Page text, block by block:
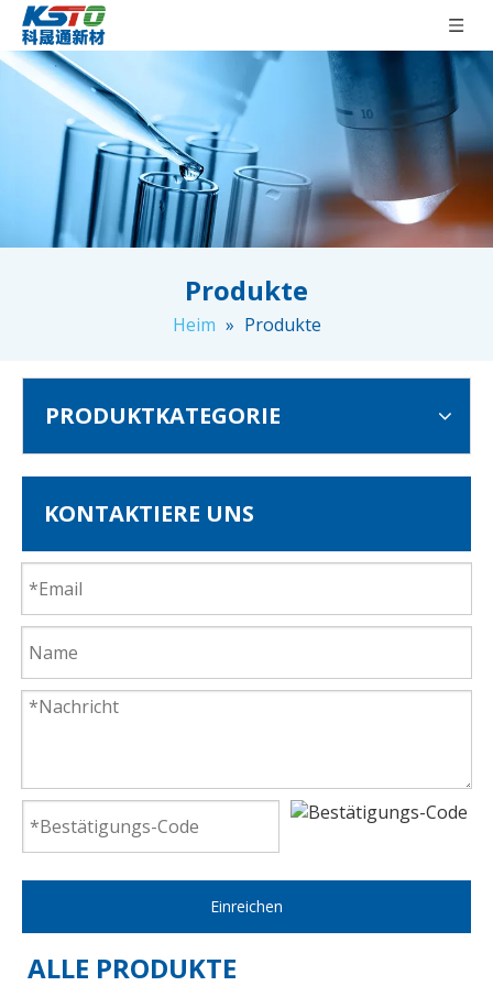
Produkte
Heim » Produkte
PRODUKTKATEGORIE
KONTAKTIERE UNS
Einreichen
ALLE PRODUKTE